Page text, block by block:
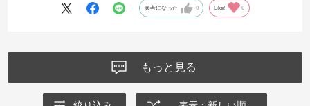
車の通勤が、片道１時間弱。口寂しい時、信号待ちで完食できるの
で、弁当入れに忍ばせています。
参考になった 0 Like! 0
もっと見る